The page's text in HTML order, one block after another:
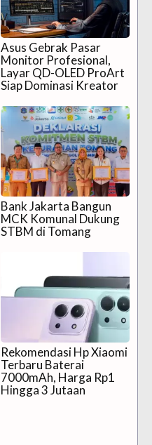
Asus Gebrak Pasar
Monitor Profesional,
Layar QD-OLED ProArt
Siap Dominasi Kreator
Bank Jakarta Bangun
MCK Komunal Dukung
STBM di Tomang
Rekomendasi Hp Xiaomi
Terbaru Baterai
7000mAh, Harga Rp1
Hingga 3 Jutaan